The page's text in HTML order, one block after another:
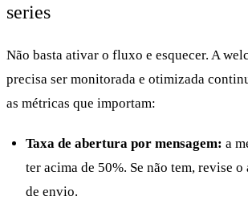
series
Não basta ativar o fluxo e esquecer. A
precisa ser monitorada e otimizada
as métricas que importam:
Taxa de abertura por mensagem: a
ter acima de 50%. Se não tem, revise
de envio.